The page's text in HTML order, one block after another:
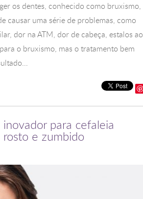
os dentes, conhecido como bruxismo,
causar uma série de problemas, como
dor na ATM, dor de cabeça, estalos ao
o bruxismo, mas o tratamento bem
para cefaleia
e zumbido